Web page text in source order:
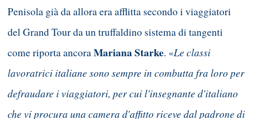
Penisola già da allora era afflitta secondo i viaggiatori
del Grand Tour da un truffaldino sistema di tangenti
come riporta ancoraMariana Starke. «Le classi
lavoratrici italiane sono sempre in combutta fra loro per
defraudare i viaggiatori, per cui l'insegnante d'italiano
che vi procura una camera d'affitto riceve dal padrone di